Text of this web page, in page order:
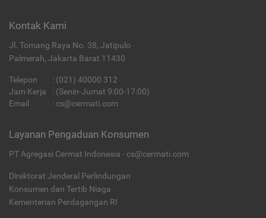
Kontak Kami
Jl. Tomang Raya No. 38, Jatipulo
Palmerah, Jakarta Barat 11430
Telepon : (021) 40000 312
Jam Kerja
: (Senin-Jumat 9:00-17:00)
Email
: cs@cermati.com
Layanan Pengaduan Konsumen
PT Agregasi Cermat Indonesia - cs@cermati.com
Direktorat Jenderal Perlindungan
Konsumen dan Tertib Niaga
Kementerian Perdagangan RI